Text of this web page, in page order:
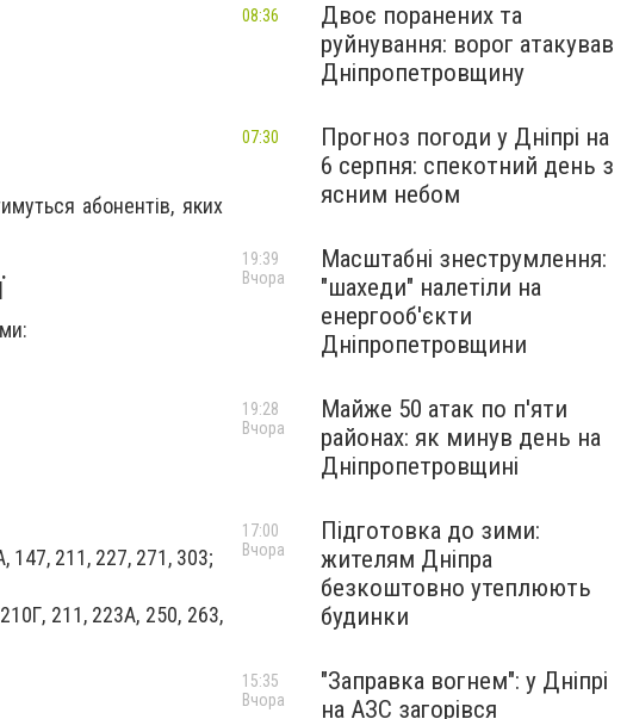
абонентів, яких
147, 211, 227, 271, 303;
211, 223А, 250, 263,
Двоє поранених та
руйнування: ворог атакував
Дніпропетровщину
08:36
Прогноз погоди у Дніпрі на
6 серпня: спекотний день з
ясним небом
07:30
Масштабні знеструмлення:
"шахеди" налетіли на
енергооб'єкти
Дніпропетровщини
19:39
Вчора
Майже 50 атак по п'яти
районах: як минув день на
Дніпропетровщині
19:28
Вчора
Підготовка до зими:
жителям Дніпра
безкоштовно утеплюють
будинки
17:00
Вчора
"Заправка вогнем": у Дніпрі
на АЗС загорівся
15:35
Вчора